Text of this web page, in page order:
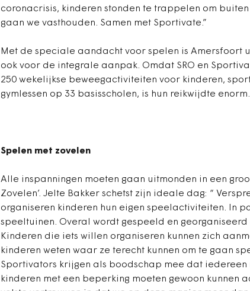
coronacrisis, kinderen stonden te trappelen om buiten
gaan we vasthouden. Samen met Sportivate.”
Met de speciale aandacht voor spelen is Amersfoort
ook voor de integrale aanpak. Omdat SRO en
250 wekelijkse beweegactiviteiten voor kinderen,
gymlessen op 33 basisscholen, is hun reikwijdte enorm.
Spelen met zovelen
Alle inspanningen moeten gaan uitmonden in een
Zovelen’. Jelte Bakker schetst zijn ideale dag: “
organiseren kinderen hun eigen speelactiviteiten. In
speeltuinen. Overal wordt gespeeld en
Kinderen die iets willen organiseren kunnen zich
kinderen weten waar ze terecht kunnen om te gaan
Sportivators krijgen als boodschap mee dat iedereen
kinderen met een beperking moeten gewoon kunnen